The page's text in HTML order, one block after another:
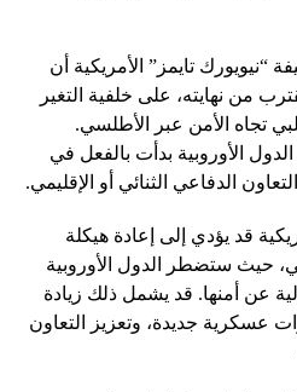
تايمز” الأمريكية أن
من نهايته، على خلفية التغير
تجاه الأمن عبر الأطلسي.
الأوروبية بدأت بالفعل في
الدفاعي الثنائي أو الإقليمي.
قد يؤدي إلى إعادة هيكلة
حيث ستضطر الدول الأوروبية
عن أمنها. قد يشمل ذلك زيادة
عسكرية جديدة، وتعزيز التعاون